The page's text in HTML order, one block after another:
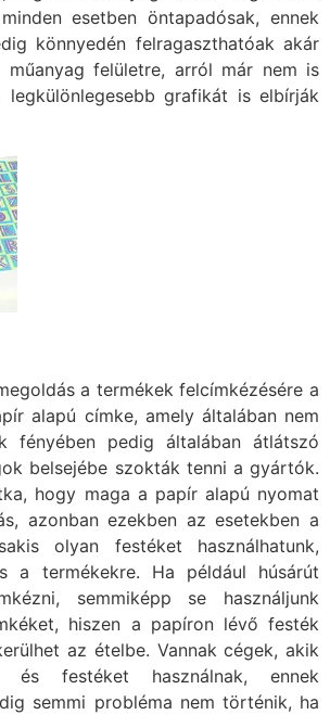
esetben öntapadósak, ennek
könnyedén felragaszthatóak akár
műanyag felületre, arról már nem is
legkülönlegesebb grafikát is elbírják
a termékek felcímkézésére a
alapú címke, amely általában nem
fényében pedig általában átlátszó
belsejébe szokták tenni a gyártók.
hogy maga a papír alapú nyomat
azonban ezekben az esetekben a
olyan festéket használhatunk,
a termékekre. Ha például húsárút
semmiképp se használjunk
hiszen a papíron lévő festék
az ételbe. Vannak cégek, akik
és festéket használnak, ennek
semmi probléma nem történik, ha